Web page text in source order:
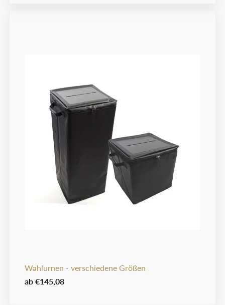
Wahlurnen - verschiedene Größen
ab €145,08